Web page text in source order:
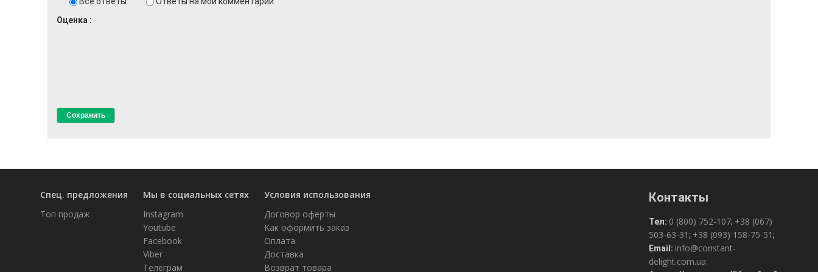
Оценка
Спец. предложения
Топ продаж
Мы в социальных сетях
Instagram
Youtube
Facebook
Viber
Телеграм
Условия использования
Договор оферты
Как оформить заказ
Оплата
Доставка
Возврат товара
Контакты
Тел: 0 (800) 752-107; +38 (067)
503-63-31; +38 (093) 158-75-51;
Email: info@constant-
delight.com.ua